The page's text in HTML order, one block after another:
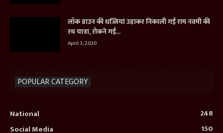
लॉक डाउन की धज्जियां उड़ाकर निकाली गई राम नवमी की
रथ यात्रा, रोकने गई...
April 3, 2020
POPULAR CATEGORY
National
248
Social Media
150